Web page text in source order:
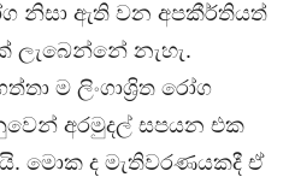
නිසා ඇති වන අපකීර්තියත්
ලැබෙන්නේ නැහැ.
ම ලිංගාශ්‍රිත රෝග
අරමුදල් සපයන එක
මොක ද මැතිවරණයකදී ඒ